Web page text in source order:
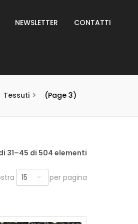
NEWSLETTER CONTATTI
Tessuti (Page 3)
31–45 di 504 elementi
15 per pagina